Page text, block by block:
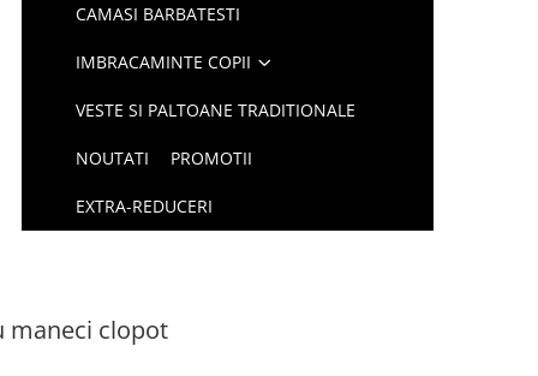
CAMASI BARBATESTI
IMBRACAMINTE COPII
VESTE SI PALTOANE TRADITIONALE
NOUTATI PROMOTII
EXTRA-REDUCERI
maneci clopot